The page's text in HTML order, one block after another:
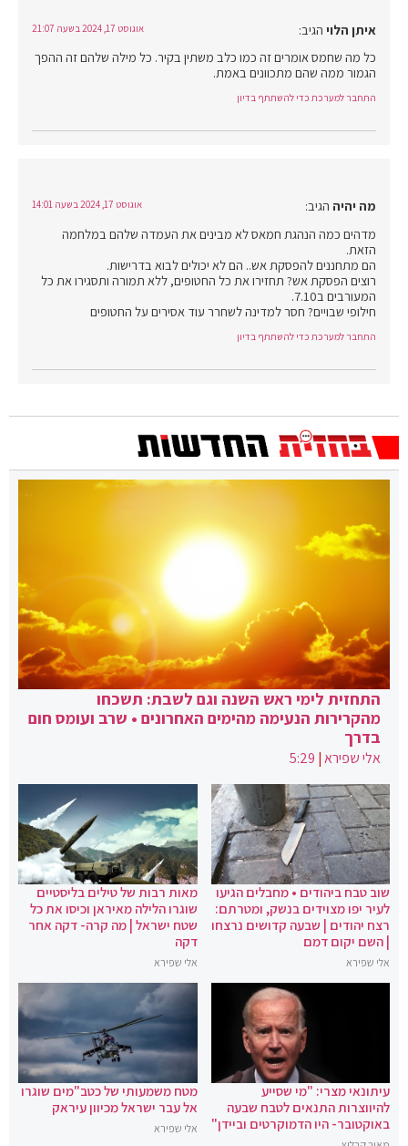
איתן הלוי הגיב: אוגוסט 17, 2024 בשעה 21:07
כל מה שחמס אומרים זה כמו כלב משתין בקיר. כל מילה שלהם זה ההפך
הגמור ממה שהם מתכוונים באמת.
התחבר למערכת כדי להשתתף בדיון
מה יהיה הגיב: אוגוסט 17, 2024 בשעה 14:01
מדהים כמה הנהגת חמאס לא מבינים את העמדה שלהם במלחמה
הזאת.
הם מתחננים להפסקת אש.. הם לא יכולים לבוא בדרישות.
רוצים הפסקת אש? תחזירו את כל החטופים, ללא תמורה ותסגירו את כל
המעורבים ב7.10.
חילופי שבויים? חסר למדינה לשחרר עוד אסירים על החטופים
התחבר למערכת כדי להשתתף בדיון
התחזית לימי ראש השנה וגם לשבת: תשכחו
מהקרירות הנעימה מהימים האחרונים • שרב ועומס חום
בדרך
אלי שפירא|
5:29
שוב טבח ביהודים • מחבלים הגיעו
לעיר יפו מצוידים בנשק, ומטרתם:
רצח יהודים | שבעה קדושים נרצחו
| השם יקום דמם
אלי שפירא
מאות רבות של טילים בליסטיים
שוגרו הלילה מאיראן וכיסו את כל
שטח ישראל | מה קרה- דקה אחר
דקה
אלי שפירא
עיתונאי מצרי: "מי שסייע
להיווצרות התנאים לטבח שבעה
באוקטובר- היו הדמוקרטים וביידן"
מטח משמעותי של כטב"מים שוגרו
אל עבר ישראל מכיוון עיראק
אלי שפירא